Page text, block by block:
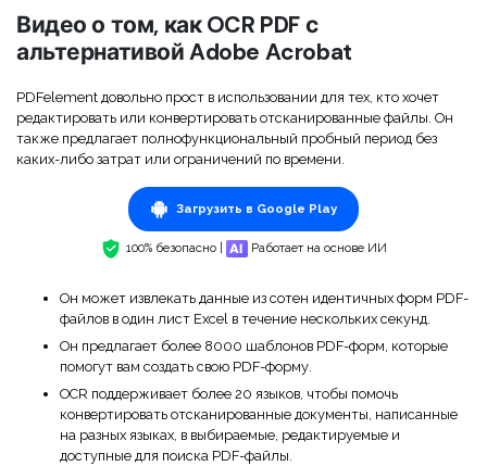
Видео о том, как OCR PDF с
альтернативой Adobe Acrobat
PDFelement довольно прост в использовании для тех, кто хочет
редактировать или конвертировать отсканированные файлы. Он
также предлагает полнофункциональный пробный период без
каких-либо затрат или ограничений по времени.
Загрузить в Google Play
100% безопасно | Работает на основе ИИ
Он может извлекать данные из сотен идентичных форм PDF-
файлов в один лист Excel в течение нескольких секунд.
Он предлагает более 8000 шаблонов PDF-форм, которые
помогут вам создать свою PDF-форму.
OCR поддерживает более 20 языков, чтобы помочь
конвертировать отсканированные документы, написанные
на разных языках, в выбираемые, редактируемые и
доступные для поиска PDF-файлы.